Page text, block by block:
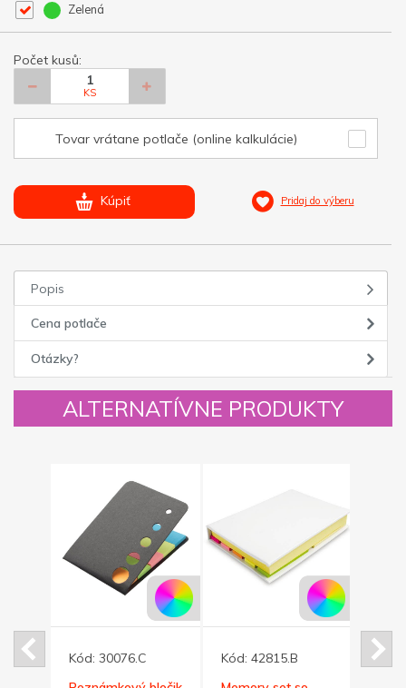
Zelená
Počet kusů:
KS
Tovar vrátane potlače (online kalkulácie)
Kúpiť Pridaj do výberu
Popis
Cena potlače
Otázky?
ALTERNATÍVNE PRODUKTY
Kód: 30076.C
Kód: 42815.B
Kód: